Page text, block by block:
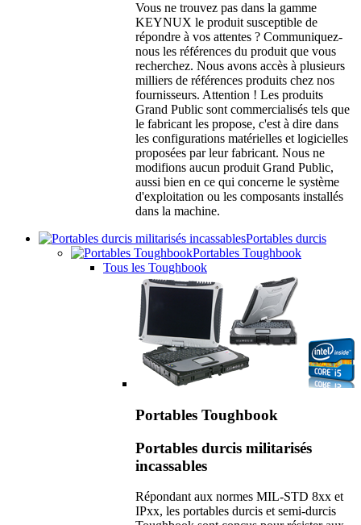
Vous ne trouvez pas dans la gamme
KEYNUX le produit susceptible de
répondre à vos attentes ? Communiquez-
nous les références du produit que vous
recherchez. Nous avons accès à plusieurs
milliers de références produits chez nos
fournisseurs. Attention ! Les produits
Grand Public sont commercialisés tels que
le fabricant les propose, c'est à dire dans
les configurations matérielles et logicielles
proposées par leur fabricant. Nous ne
modifions aucun produit Grand Public,
aussi bien en ce qui concerne le système
d'exploitation ou les composants installés
dans la machine.
Portables durcis
Portables Toughbook
Tous les Toughbook
Portables Toughbook
Portables durcis militarisés
incassables
Répondant aux normes MIL-STD 8xx et
IPxx, les portables durcis et semi-durcis